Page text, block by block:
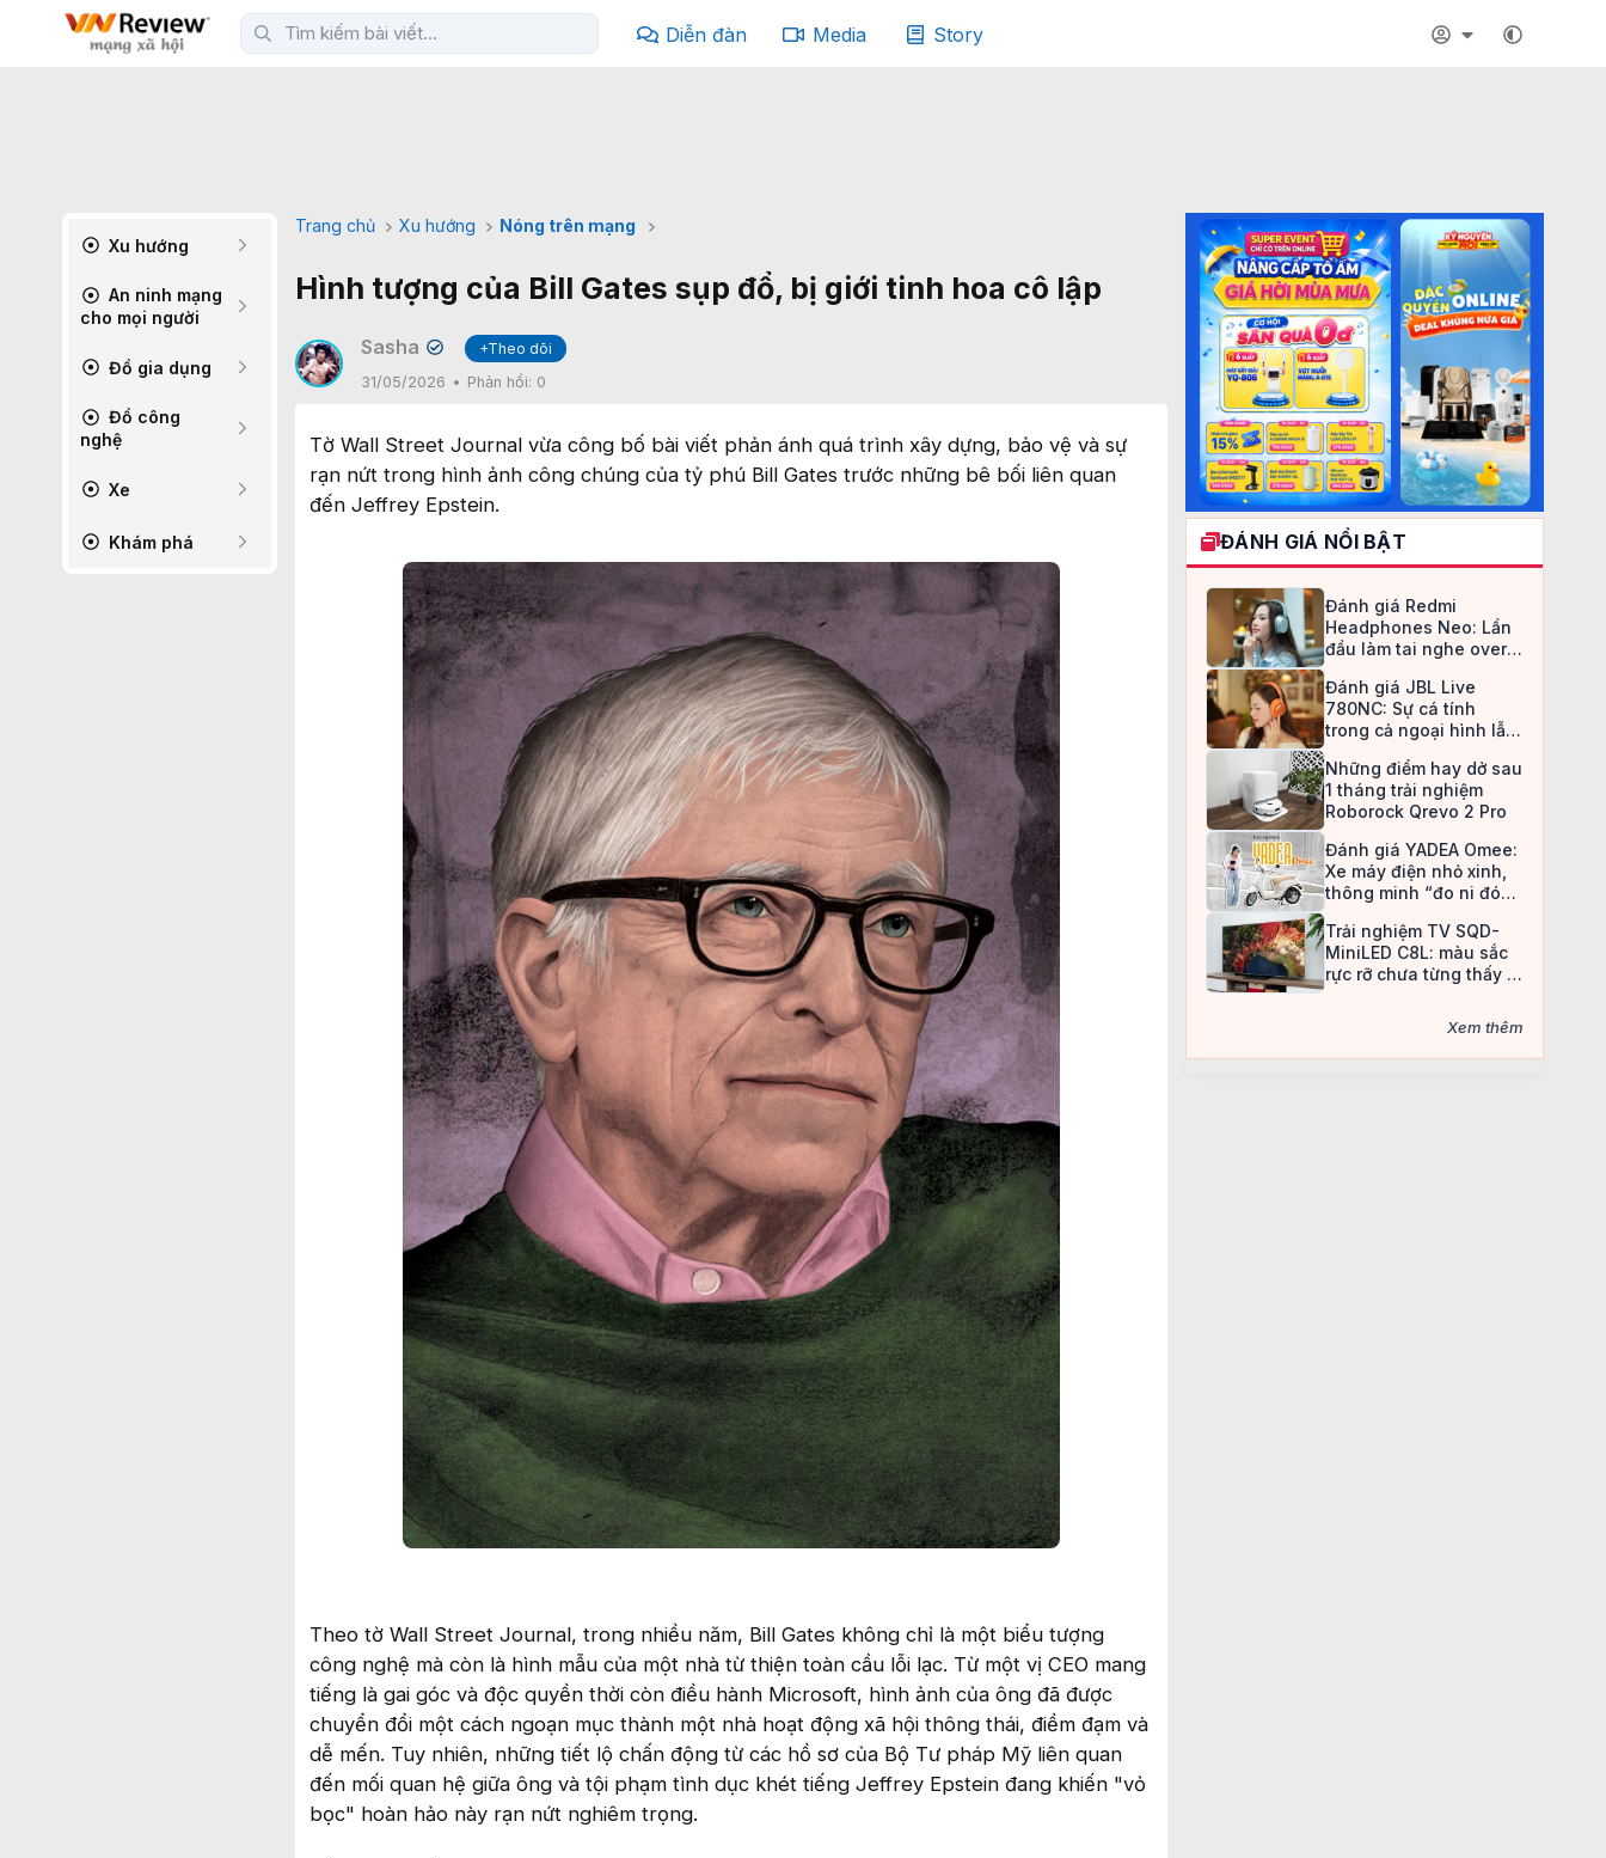
Diễn đàn Media Story
Xu hướng
An ninh mạng
cho mọi người
Đồ gia dụng
Đồ công
nghệ
Xe
Khám phá
Trang chủ Xu hướng Nóng trên mạng
Hình tượng của Bill Gates sụp đổ, bị giới tinh hoa cô lập
Sasha ✔
+Theo dõi
31/05/2026
Phản hồi: 0
Tờ Wall Street Journal vừa công bố bài viết phản ánh quá trình xây dựng, bảo vệ và sự
rạn nứt trong hình ảnh công chúng của tỷ phú Bill Gates trước những bê bối liên quan
đến Jeffrey Epstein.
Theo tờ Wall Street Journal, trong nhiều năm, Bill Gates không chỉ là một biểu tượng
công nghệ mà còn là hình mẫu của một nhà từ thiện toàn cầu lỗi lạc. Từ một vị CEO mang
tiếng là gai góc và độc quyền thời còn điều hành Microsoft, hình ảnh của ông đã được
chuyển đổi một cách ngoạn mục thành một nhà hoạt động xã hội thông thái, điềm đạm và
dễ mến. Tuy nhiên, những tiết lộ chấn động từ các hồ sơ của Bộ Tư pháp Mỹ liên quan
đến mối quan hệ giữa ông và tội phạm tình dục khét tiếng Jeffrey Epstein đang khiến "vỏ
bọc" hoàn hảo này rạn nứt nghiêm trọng.
ĐÁNH GIÁ NỔI BẬT
Đánh giá Redmi
Headphones Neo: Lần
đầu làm tai nghe over-
an toàn
Đánh giá JBL Live
780NC: Sự cá tính
trong cả ngoại hình lẫn
Những điểm hay dở sau
1 tháng trải nghiệm
Roborock Qrevo 2 Pro
Đánh giá YADEA Omee:
Xe máy điện nhỏ xinh,
thông minh “đo ni đóng
Trải nghiệm TV SQD-
MiniLED C8L: màu sắc
rực rỡ chưa từng thấy ở
Xem thêm